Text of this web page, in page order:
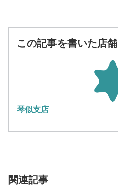
この記事を書いた店舗
琴似支店
関連記事